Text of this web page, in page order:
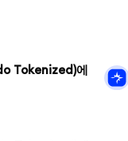
Tokenized)에